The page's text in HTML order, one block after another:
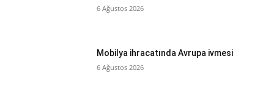
6 Ağustos 2026
Mobilya ihracatında Avrupa ivmesi
6 Ağustos 2026